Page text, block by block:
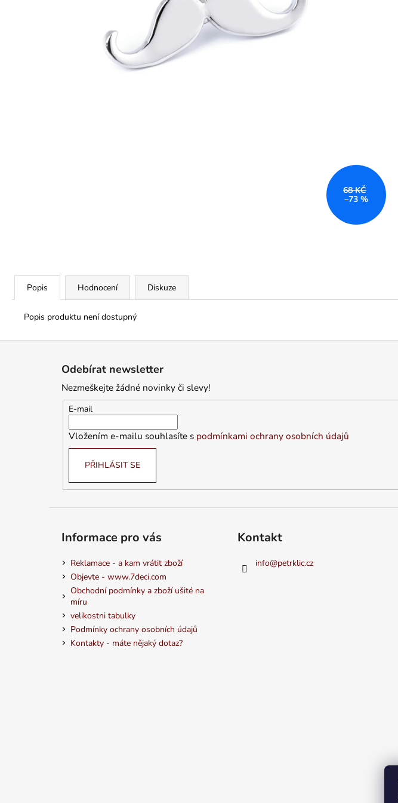
68 KČ
–73 %
Popis Hodnocení Diskuze
Popis produktu není dostupný
1 200 Kč
Odebírat newsletter
Nezmeškejte žádné novinky či slevy!
E-mail
Vložením e-mailu souhlasíte s podmínkami ochrany osobních údajů
PŘIHLÁSIT SE
Informace pro vás
Reklamace - a kam vrátit zboží
Objevte - www.7deci.com
Obchodní podmínky a zboží ušité na
míru
velikostni tabulky
Podmínky ochrany osobních údajů
Kontakty - máte nějaký dotaz?
Kontakt
info@petrklic.cz